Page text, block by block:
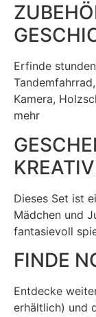
Erfinde
Kamera,
mehr
Dieses Set ist
Mädchen und
fantasievoll
FINDE
Entdecke
erhältlich) und